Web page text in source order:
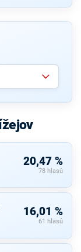
20,47 %
78 hlasů
16,01 %
61 hlasů